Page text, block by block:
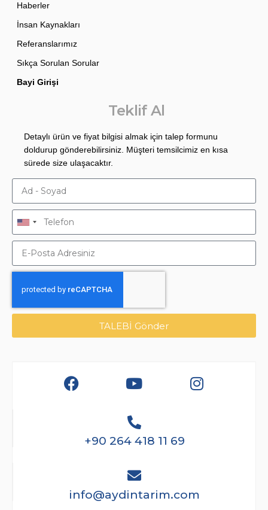
Haberler
İnsan Kaynakları
Referanslarımız
Sıkça Sorulan Sorular
Bayi Girişi
Teklif Al
Detaylı ürün ve fiyat bilgisi almak için talep formunu
doldurup gönderebilirsiniz. Müşteri temsilcimiz en kısa
sürede size ulaşacaktır.
TALEBİ Gönder
+90 264 418 11 69
info@aydintarim.com